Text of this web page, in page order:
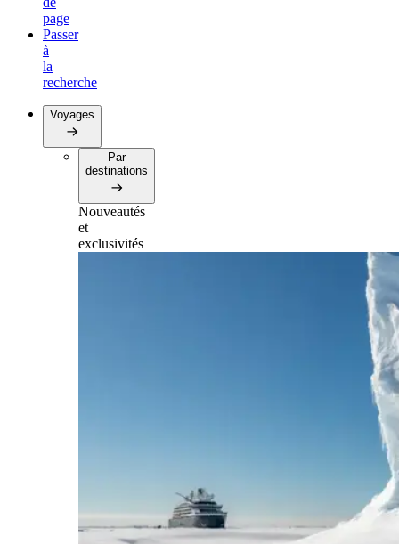
page
Passer
à
la
recherche
Voyages
Par
destinations
Nouveautés
et
exclusivités